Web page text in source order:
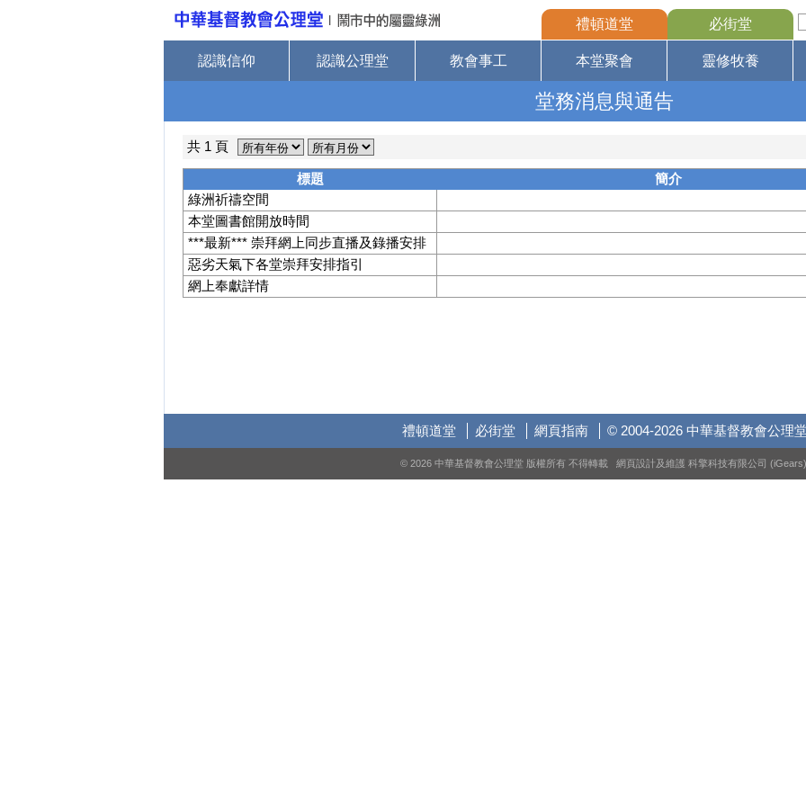
禮頓道堂 必街堂
認識信仰 認識公理堂 教會事工 本堂聚會 靈修牧養
堂務消息與通告
共 1 頁
標題 簡介
綠洲祈禱空間
本堂圖書館開放時間
***最新*** 崇拜網上同步直播及錄播安排
惡劣天氣下各堂崇拜安排指引
網上奉獻詳情
禮頓道堂 必街堂 網頁指南 © 2004-2026 中華基督教會公理
© 2026 中華基督教會公理堂 版權所有 不得轉載 網頁設計及維護 科擎科技有限公司 (iGears)